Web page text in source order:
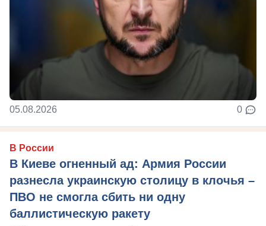
05.08.2026 0
В России
В Киеве огненный ад: Армия России
разнесла украинскую столицу в клочья –
ПВО не смогла сбить ни одну
баллистическую ракету